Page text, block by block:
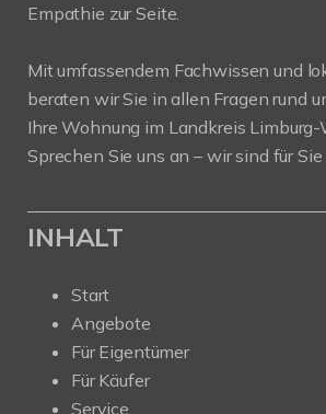
Empathie zur Seite.
Mit umfassendem Fachwissen und
beraten wir Sie in allen Fragen rund
Ihre Wohnung im Landkreis Limburg-
Sprechen Sie uns an – wir sind für Sie
INHALT
Start
Angebote
Für Eigentümer
Für Käufer
Service